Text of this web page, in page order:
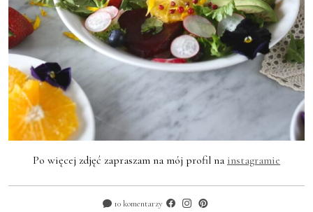
Po więcej zdjęć zapraszam na mój profil na instagramie
10 komentarzy